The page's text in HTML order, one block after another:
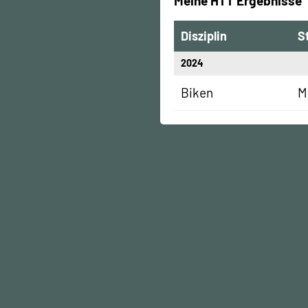
Disziplin
2024
Biken